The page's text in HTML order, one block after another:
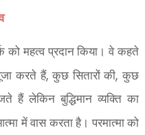
को महत्व प्रदान किया। वे कहते
करते हैं,कुछ सितारों की,कुछ
हैं लेकिन बुद्धिमान व्यक्ति का
में वास करता है। परमात्मा को